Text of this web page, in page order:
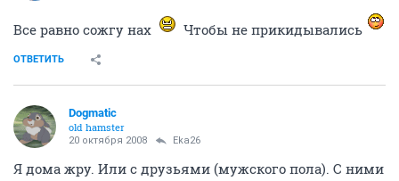
Все равно сожгу нах Чтобы не прикидывались
ОТВЕТИТЬ
Dogmatic
old hamster
20 октября 2008 Eka26
Я дома жру. Или с друзьями (мужского пола). С ними